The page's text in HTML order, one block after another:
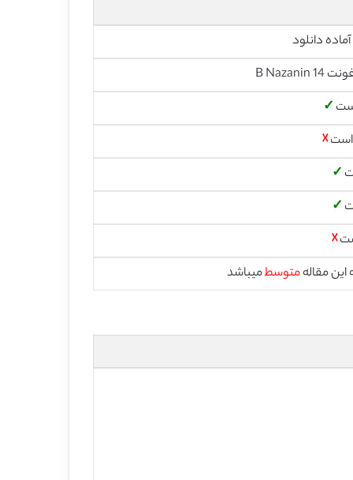
دانلود
✓
☓
✓
✓
☓
مقالهمتوسطمیباشد